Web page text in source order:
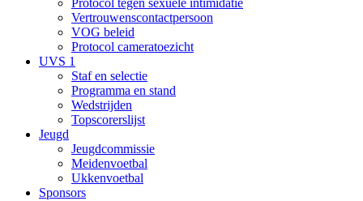
Protocol tegen sexuele intimidatie
Vertrouwenscontactpersoon
VOG beleid
Protocol cameratoezicht
UVS 1
Staf en selectie
Programma en stand
Wedstrijden
Topscorerslijst
Jeugd
Jeugdcommissie
Meidenvoetbal
Ukkenvoetbal
Sponsors